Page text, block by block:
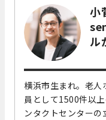
小
ル
横浜市生まれ。老人
員として1500件以
ンタクトセンターの